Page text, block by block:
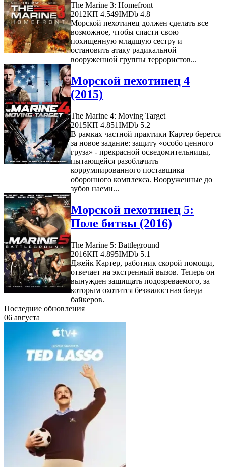
The Marine 3: Homefront
2012КП 4.549IMDb 4.8
Морской пехотинец должен сделать все
возможное, чтобы спасти свою
похищенную младшую сестру и
остановить атаку радикальной
вооруженной группы террористов...
Морской пехотинец 4
(2015)
The Marine 4: Moving Target
2015КП 4.851IMDb 5.2
В рамках частной практики Картер берется
за новое задание: защиту «особо ценного
груза» - прекрасной осведомительницы,
пытающейся разоблачить
коррумпированного поставщика
оборонного комплекса. Вооруженные до
зубов наемн...
Морской пехотинец 5:
Поле битвы (2016)
The Marine 5: Battleground
2016КП 4.895IMDb 5.1
Джейк Картер, работник скорой помощи,
отвечает на экстренный вызов. Теперь он
вынужден защищать подозреваемого, за
которым охотится безжалостная банда
байкеров.
Последние обновления
06 августа